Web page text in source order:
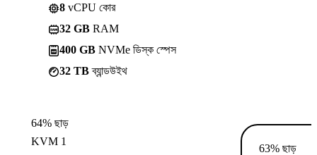
8 vCPU কোর
32 GB RAM
400 GB NVMe ডিস্ক স্পেস
32 TBব্যান্ডউইথ
64% ছাড়
KVM 1
63% ছাড়